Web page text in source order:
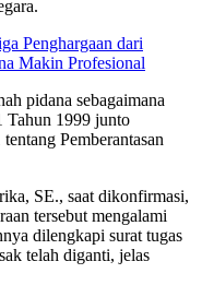
Penghargaan dari
Makin Profesional
pidana sebagaimana
Tahun 1999 junto
Pemberantasan
SE., saat dikonfirmasi,
tersebut mengalami
dilengkapi surat tugas
telah diganti, jelas